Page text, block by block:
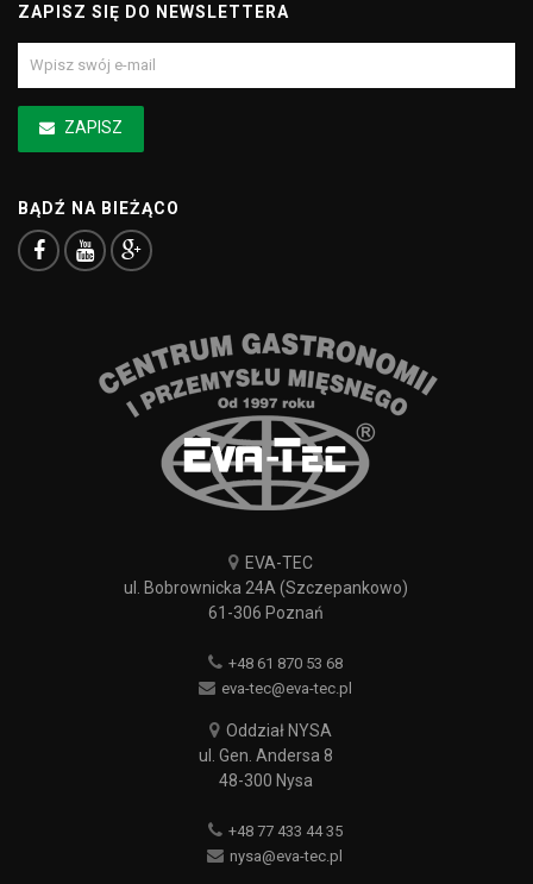
ZAPISZ SIĘ DO NEWSLETTERA
ZAPISZ
BĄDŹ NA BIEŻĄCO
EVA-TEC
ul. Bobrownicka 24A (Szczepankowo)
61-306 Poznań
+48 61 870 53 68
eva-tec@eva-tec.pl
Oddział NYSA
ul. Gen. Andersa 8
48-300 Nysa
+48 77 433 44 35
nysa@eva-tec.pl